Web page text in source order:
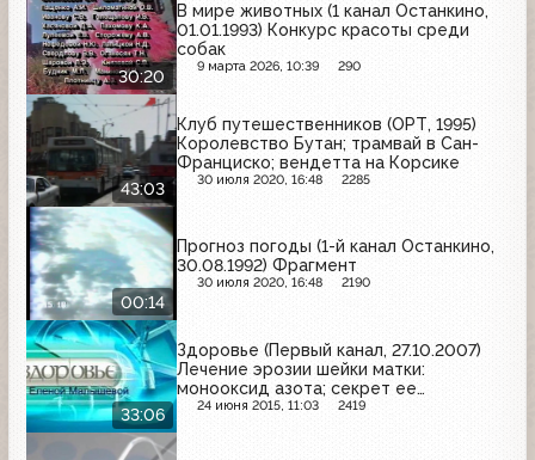
30:20
В мире животных (1 канал Останкино,
01.01.1993) Конкурс красоты среди
собак
9 марта 2026, 10:39 290
43:03
Клуб путешественников (ОРТ, 1995)
Королевство Бутан; трамвай в Сан-
Франциско; вендетта на Корсике
30 июля 2020, 16:48 2285
00:14
Прогноз погоды (1-й канал Останкино,
30.08.1992) Фрагмент
30 июля 2020, 16:48 2190
33:06
Здоровье (Первый канал, 27.10.2007)
Лечение эрозии шейки матки:
монооксид азота; секрет ее
молодости
24 июня 2015, 11:03 2419